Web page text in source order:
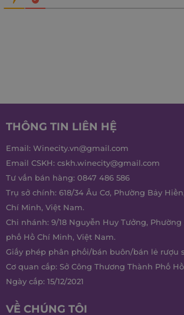
THÔNG TIN LIÊN HỆ
Email: Winecity.vn@gmail.com
Email CSKH: cskh.winecity@gmail.com
Tư vấn bán hàng: 0847 486 586
Trụ sở chính: 618/34 Âu Cơ, Phường Bảy
Chí Minh, Việt Nam.
Chi nhánh: 9/18 Nguyễn Huy Tưởng,
phố Hồ Chí Minh, Việt Nam.
Giấy phép phân phối/bán buôn/bán lẻ rượu
Cơ quan cấp: Sở Công Thương Thành Phố
Ngày cấp: 15/12/2021
VỀ CHÚNG TÔI